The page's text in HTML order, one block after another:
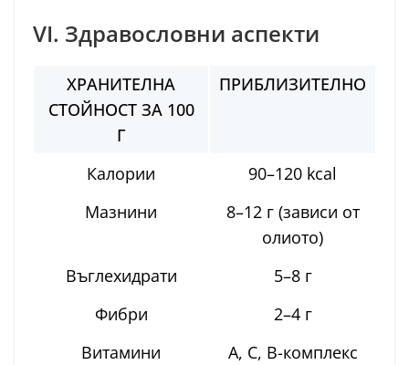
VI. Здравословни аспекти
ХРАНИТЕЛНА
СТОЙНОСТ ЗА 100
Г
ПРИБЛИЗИТЕЛНО
Калории
90–120 kcal
Мазнини
8–12 г (зависи от
олиото)
Въглехидрати
5–8 г
Фибри
2–4 г
Витамини
A, C, B-комплекс